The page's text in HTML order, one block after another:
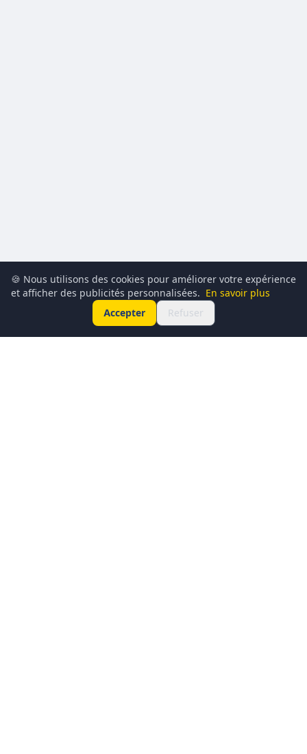
🍪 Nous utilisons des cookies pour améliorer votre expérience
et afficher des publicités personnalisées. En savoir plus
Accepter
Refuser